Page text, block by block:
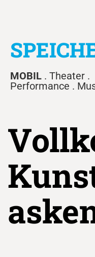
MOBIL . Theater .
Performance .